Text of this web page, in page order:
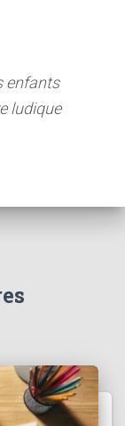
enfants
ludique